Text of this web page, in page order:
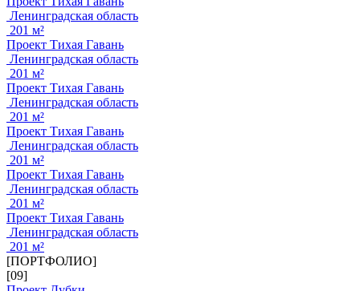
Ленинградская область
201 м²
Проект Тихая Гавань
Ленинградская область
201 м²
Проект Тихая Гавань
Ленинградская область
201 м²
Проект Тихая Гавань
Ленинградская область
201 м²
Проект Тихая Гавань
Ленинградская область
201 м²
Проект Тихая Гавань
Ленинградская область
201 м²
[ПОРТФОЛИО]
[09]